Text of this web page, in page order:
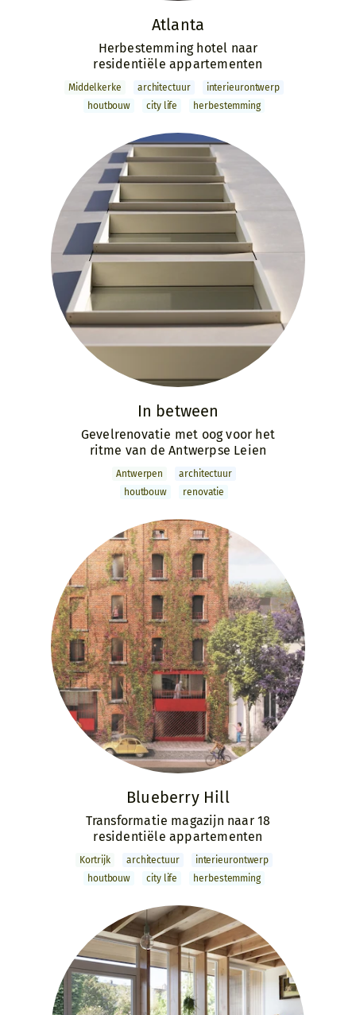
Atlanta
Herbestemming hotel naar
residentiële appartementen
Middelkerke archi­tectuur
interieur­ontwerp
houtbouw
city life herbestemming
In between
Gevelrenovatie met oog voor het
ritme van de Antwerpse Leien
Antwerpen
archi­tectuur
houtbouw
renovatie
Blueberry Hill
Transformatie magazijn naar 18
residentiële appartementen
Kortrijk archi­tectuur
interieur­ontwerp
houtbouw
city life herbestemming